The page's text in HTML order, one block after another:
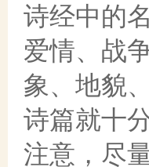
诗经中的
爱情、战
象、地貌
诗篇就十
注意，尽